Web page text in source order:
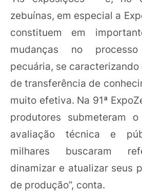
zebuínas, em especial a
constituem em
mudanças no
pecuária, se
de transferência de
muito efetiva. Na 91ª
produtores submeteram
avaliação técnica e
milhares buscaram
dinamizar e atualizar seus
de produção”, conta.